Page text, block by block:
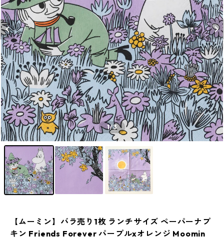
1/3
【ムーミン】バラ売り1枚 ランチサイズ ペーパーナプ
キン Friends Forever パープルxオレンジ Moomin